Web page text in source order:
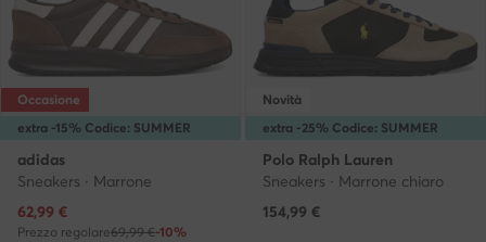
extra -15% Codice: SUMMER
Occasione
adidas
Sneakers · Marrone
Prezzo attuale
62,99 €
Prezzo regolare69,99 €-10%
extra -25% Codice: SUMMER
Novità
Polo Ralph Lauren
Sneakers · Marrone chiaro
154,99 €